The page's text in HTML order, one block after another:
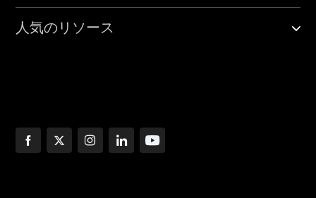
人気のリソース